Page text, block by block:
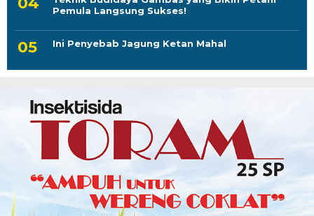
Pemula Langsung Sukses!
Ini Penyebab Jagung Ketan Mahal